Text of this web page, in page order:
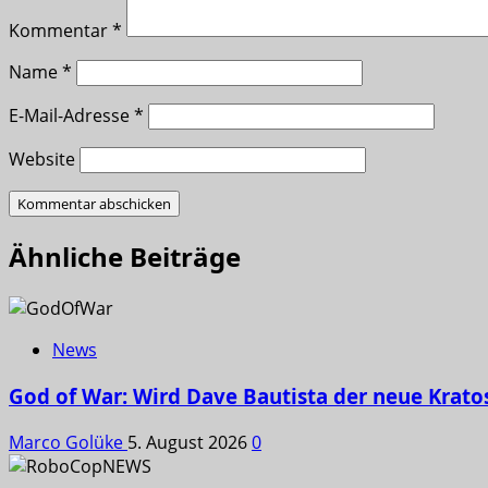
Kommentar*
Name*
E-Mail-Adresse*
Website
Ähnliche Beiträge
News
God of War: Wird Dave Bautista der neue
Marco Golüke 5. August 20260